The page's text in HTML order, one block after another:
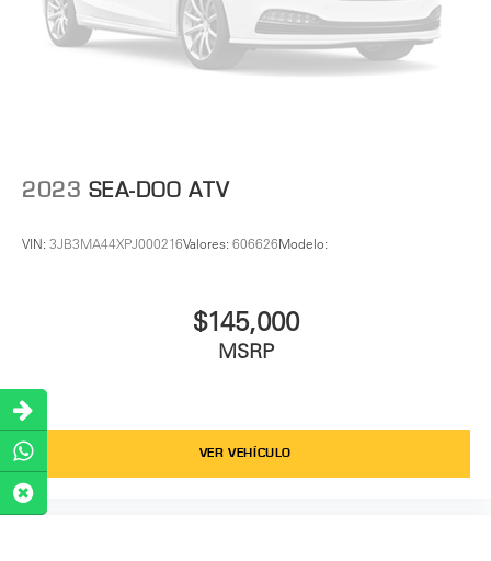
2023 SEA-DOO ATV
VIN: 3JB3MA44XPJ000216Valores: 606626Modelo:
$145,000
MSRP
VER VEHÍCULO